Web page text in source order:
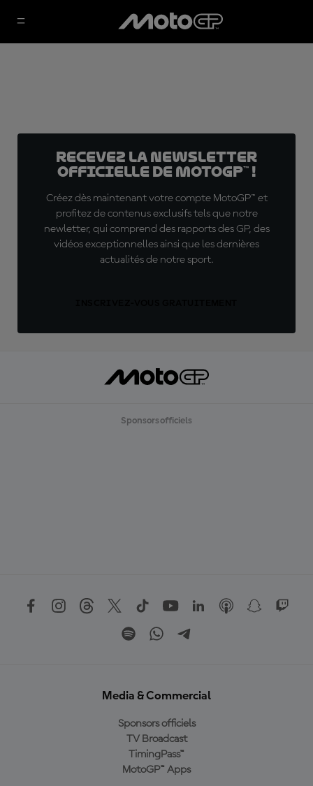
Recevez la Newsletter
officielle de MotoGP™ !
Créez dès maintenant votre compte MotoGP™ et
profitez de contenus exclusifs tels que notre
newletter, qui comprend des rapports des GP, des
vidéos exceptionnelles ainsi que les dernières
actualités de notre sport.
Sponsors officiels
Media & Commercial
Sponsors officiels
TV Broadcast
TimingPass™
MotoGP™ Apps